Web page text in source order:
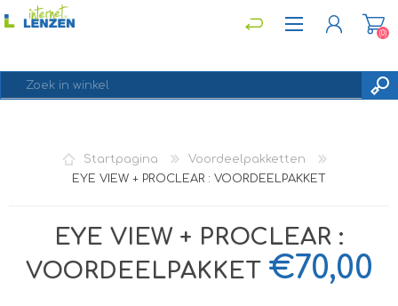
INLOGGEN
(0)
Startpagina
Voordeelpakketten
EYE VIEW + PROCLEAR : VOORDEELPAKKET
EYE VIEW + PROCLEAR :
VOORDEELPAKKET €70,00